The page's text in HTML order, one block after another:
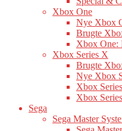
Xbox One
Nye Xbox
Brugte
Xbox One:
Xbox Series X
Brugte
Nye Xbox
Xbox
Xbox
Sega
Sega Master